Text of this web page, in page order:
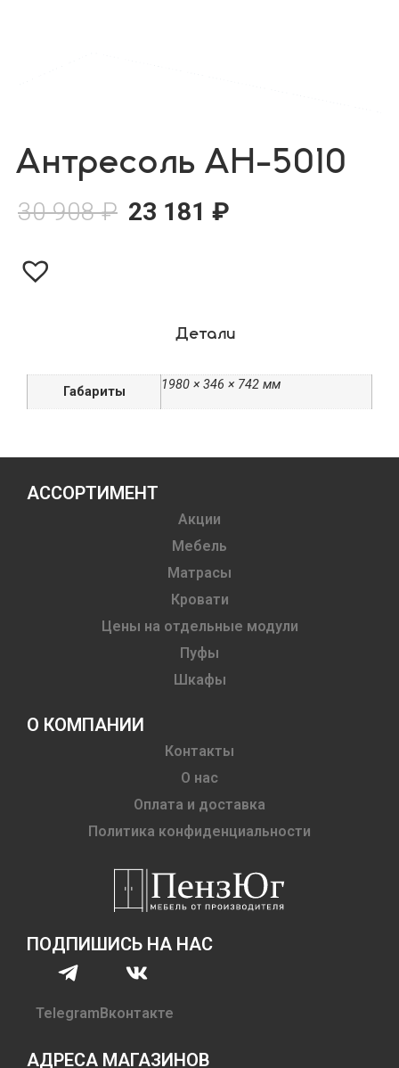
Антресоль АН-5010
30 908₽ 23 181 ₽
Детали
Габариты 1980 × 346 × 742 мм
АССОРТИМЕНТ
Акции
Мебель
Матрасы
Кровати
Цены на отдельные модули
Пуфы
Шкафы
О КОМПАНИИ
Контакты
О нас
Оплата и доставка
Политика конфиденциальности
ПОДПИШИСЬ НА НАС
TelegramВконтакте
АДРЕСА МАГАЗИНОВ